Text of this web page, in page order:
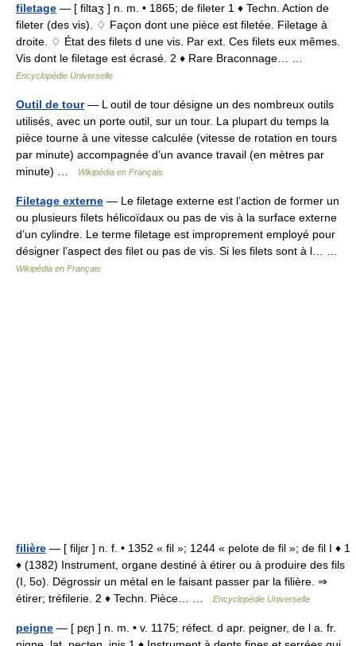
filetage — [ filtaʒ ] n. m. • 1865; de fileter 1 ♦ Techn. Action de
fileter (des vis). ♢ Façon dont une pièce est filetée. Filetage à
droite. ♢ État des filets d une vis. Par ext. Ces filets eux mêmes.
Vis dont le filetage est écrasé. 2 ♦ Rare Braconnage… …
Encyclopédie Universelle
Outil de tour— L outil de tour désigne un des nombreux outils
utilisés, avec un porte outil, sur un tour. La plupart du temps la
pièce tourne à une vitesse calculée (vitesse de rotation en tours
par minute) accompagnée d’un avance travail (en mètres par
minute) …
Wikipédia en Français
Filetage externe — Le filetage externe est l’action de former un
ou plusieurs filets hélicoïdaux ou pas de vis à la surface externe
d’un cylindre. Le terme filetage est improprement employé pour
désigner l’aspect des filet ou pas de vis. Si les filets sont à l… …
Wikipédia en Français
filière — [ filjɛr ] n. f. • 1352 « fil »; 1244 « pelote de fil »; de fil I ♦ 1
♦ (1382) Instrument, organe destiné à étirer ou à produire des fils
(I, 5o). Dégrossir un métal en le faisant passer par la filière. ⇒
étirer; tréfilerie. 2 ♦ Techn. Pièce… …
Encyclopédie Universelle
peigne — [ pɛɲ ] n. m. • v. 1175; réfect. d apr. peigner, de l a. fr.